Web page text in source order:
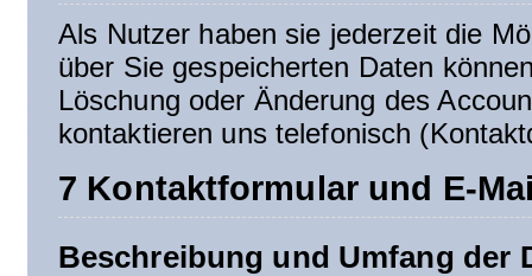
Als Nutzer haben sie jederzeit die
über Sie gespeicherten Daten
Löschung oder Änderung des
kontaktieren uns telefonisch
7 Kontaktformular und E-
Beschreibung und Umfang der